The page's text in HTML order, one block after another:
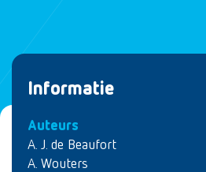
Informatie
Auteurs
A. J. de Beaufort
A. Wouters